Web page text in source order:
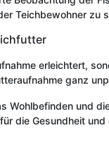
Teichbewohner zu
erleichtert,
ganz
und
die Gesundheit